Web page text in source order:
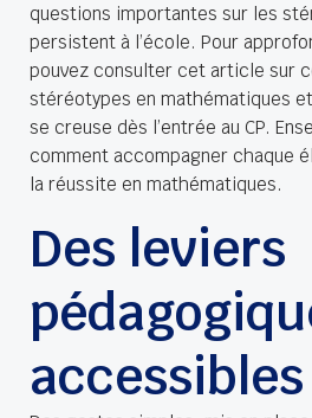
questions importantes sur les
persistent à l’école. Pour
pouvez consulter cet article sur
stéréotypes en mathématiques
se creuse dès l’entrée au CP.
comment accompagner chaque
la réussite en mathématiques.
Des leviers
accessibles